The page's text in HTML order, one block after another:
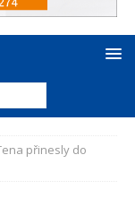
přinesly do